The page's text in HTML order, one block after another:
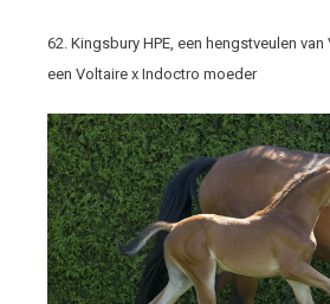
62. Kingsbury HPE, een hengstveulen
een Voltaire x Indoctro moeder